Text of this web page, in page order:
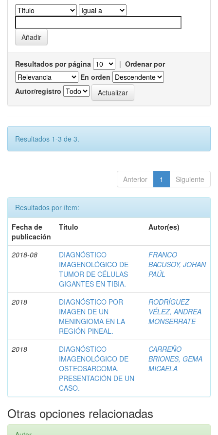
Resultados por página | Ordenar por
En orden
Autor/registro
Resultados 1-3 de 3.
Anterior 1 Siguiente
Resultados por ítem:
Fecha de
publicación
Título Autor(es)
2018-08
DIAGNÓSTICO
IMAGENOLÓGICO DE
TUMOR DE CÉLULAS
GIGANTES EN TIBIA.
FRANCO
BACUSOY, JOHAN
PAÚL
2018
DIAGNÓSTICO POR
IMAGEN DE UN
MENINGIOMA EN LA
REGIÓN PINEAL.
RODRÍGUEZ
VÉLEZ, ANDREA
MONSERRATE
2018
DIAGNÓSTICO
IMAGENOLÓGICO DE
OSTEOSARCOMA.
PRESENTACIÓN DE UN
CASO.
CARREÑO
BRIONES, GEMA
MICAELA
Otras opciones relacionadas